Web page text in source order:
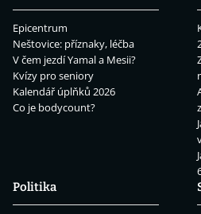
Epicentrum
Neštovice: příznaky, léčba
V čem jezdí Yamal a Mesii?
Kvízy pro seniory
Kalendář úplňků 2026
Co je bodycount?
Politika